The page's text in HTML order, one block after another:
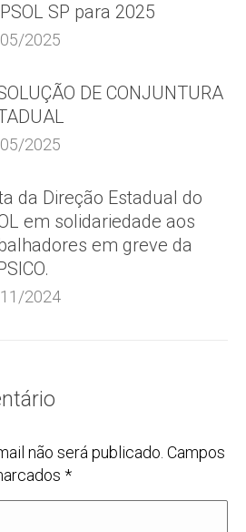
SP para 2025
2025
DE CONJUNTURA
2025
da Direção Estadual do
em solidariedade aos
em greve da
2024
não será publicado. Campos
*